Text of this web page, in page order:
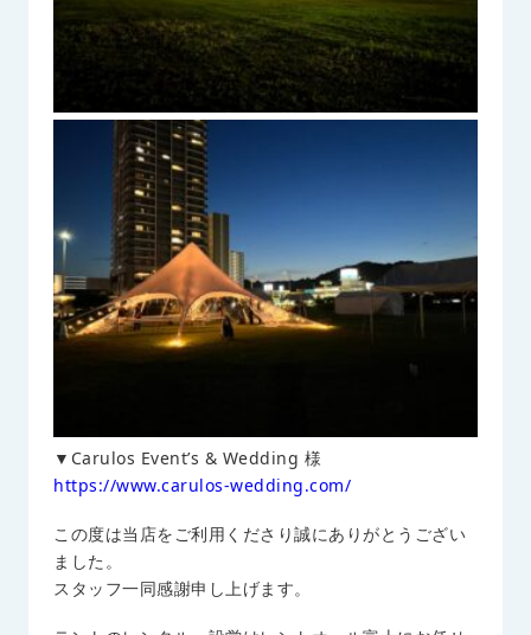
▼Carulos Event’s & Wedding 様
https://www.carulos-wedding.com/
この度は当店をご利用くださり誠にありがとうござい
ました。
スタッフ一同感謝申し上げます。